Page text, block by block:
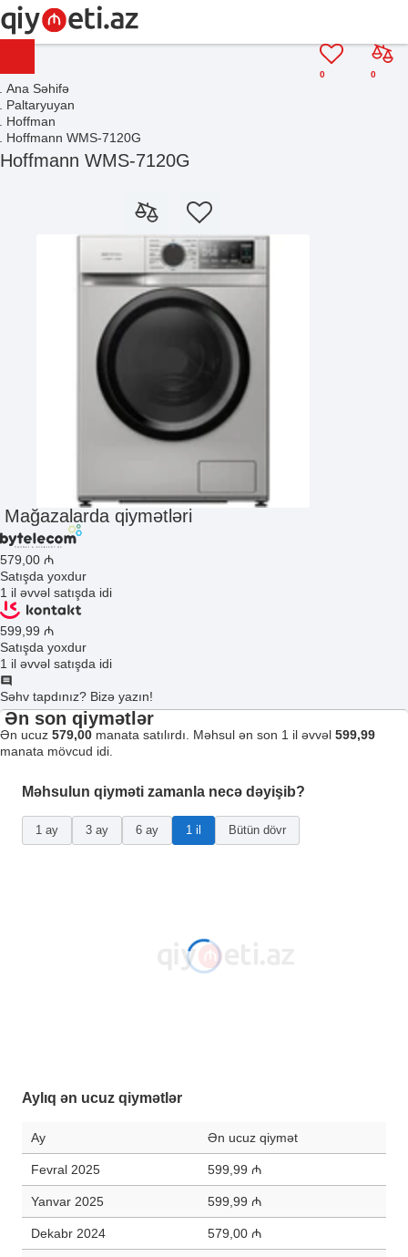
0
0
Ana Səhifə
Paltaryuyan
Hoffman
Hoffmann WMS-7120G
Hoffmann WMS-7120G
Mağazalarda qiymətləri
579 ,00 ₼
Satışda yoxdur
1 il əvvəl satışda idi
599 ,99 ₼
Satışda yoxdur
1 il əvvəl satışda idi
Səhv tapdınız? Bizə yazın!
Ən son qiymətlər
Ən ucuz 579,00 manata satılırdı. Məhsul ən son 1 il əvvəl 599,99
manata mövcud idi.
Məhsulun qiyməti zamanla necə dəyişib?
1 ay 3 ay 6 ay 1 il Bütün dövr
Aylıq ən ucuz qiymətlər
Ay Ən ucuz qiymət
Fevral 2025 599,99 ₼
Yanvar 2025 599,99 ₼
Dekabr 2024 579,00 ₼